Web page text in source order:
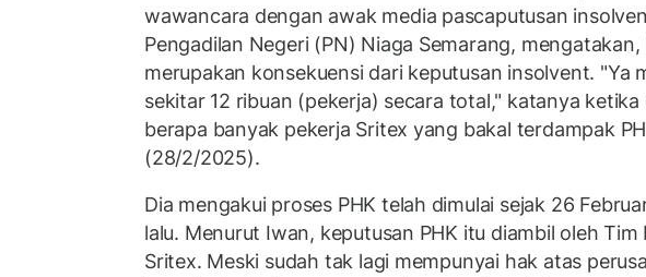
wawancara dengan awak media pascaputusan
Pengadilan Negeri (PN) Niaga Semarang, mengatakan,
merupakan konsekuensi dari keputusan insolvent. "Ya
sekitar 12 ribuan (pekerja) secara total," katanya ketika
berapa banyak pekerja Sritex yang bakal terdampak
(28/2/2025).
Dia mengakui proses PHK telah dimulai sejak 26
lalu. Menurut Iwan, keputusan PHK itu diambil oleh Tim
Sritex. Meski sudah tak lagi mempunyai hak atas